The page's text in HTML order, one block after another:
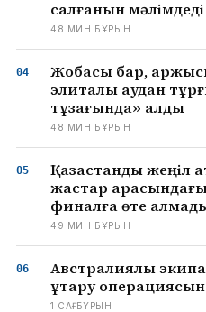
салғанын мәлімдеді
48 МИН БҰРЫН
Жобасы бар, қаржысы
элиталық аудан
тұзағында» қалды
48 МИН БҰРЫН
Қазақстандық
жастар
финалға өте
49 МИН БҰРЫН
Австралиялық
құтқару
1 САҒ БҰРЫН